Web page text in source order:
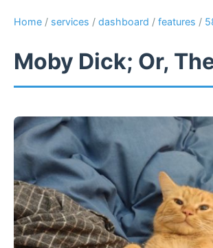
Home / services / dashboard / features /
Moby Dick; Or,